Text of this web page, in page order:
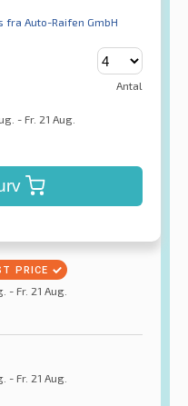
fra Auto-Raifen GmbH
Antal
- Fr. 21 Aug.
- Fr. 21 Aug.
- Fr. 21 Aug.